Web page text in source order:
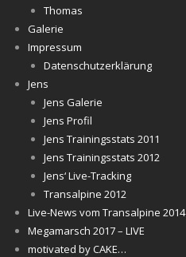
Thomas
Galerie
Impressum
Datenschutzerklärung
Jens
Jens Galerie
Jens Profil
Jens Trainingsstats 2011
Jens Trainingsstats 2012
Jens‘ Live-Tracking
Transalpine 2012
Live-News vom Transalpine 2014
Megamarsch 2017 – LIVE
motivated by CAKE…